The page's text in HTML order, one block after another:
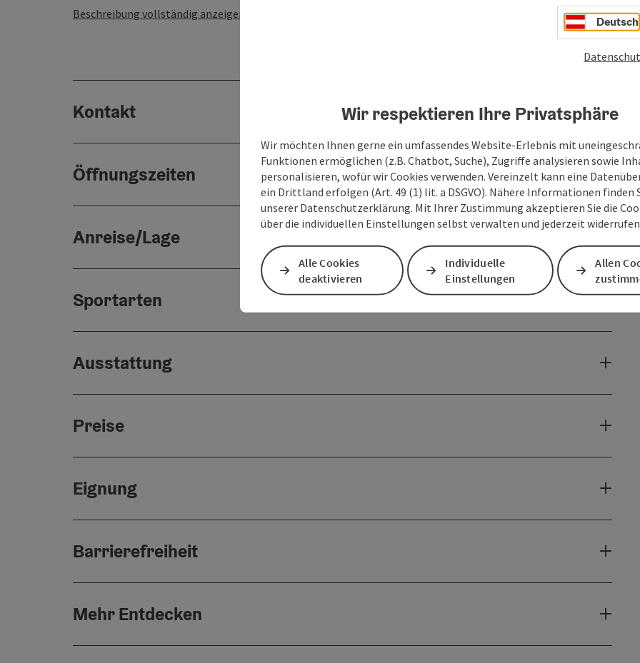
Beschreibung vollständig anzeigen
Kontakt
Öffnungszeiten
Anreise/Lage
Sportarten
Ausstattung
Preise
Eignung
Barrierefreiheit
Mehr Entdecken
Deutsch
Wir respektieren Ihre Privatsphäre
Wir möchten Ihnen gerne ein umfassendes Website-Erlebnis mit
Funktionen ermöglichen (z.B. Chatbot, Suche), Zugriffe analysieren sowie
personalisieren, wofür wir Cookies verwenden. Vereinzelt kann eine
ein Drittland erfolgen (Art. 49 (1) lit. a DSGVO). Nähere Informationen finden
unserer Datenschutzerklärung. Mit Ihrer Zustimmung akzeptieren Sie die
über die individuellen Einstellungen selbst verwalten und jederzeit
Alle Cookies
deaktivieren
Individuelle
Einstellungen
Allen